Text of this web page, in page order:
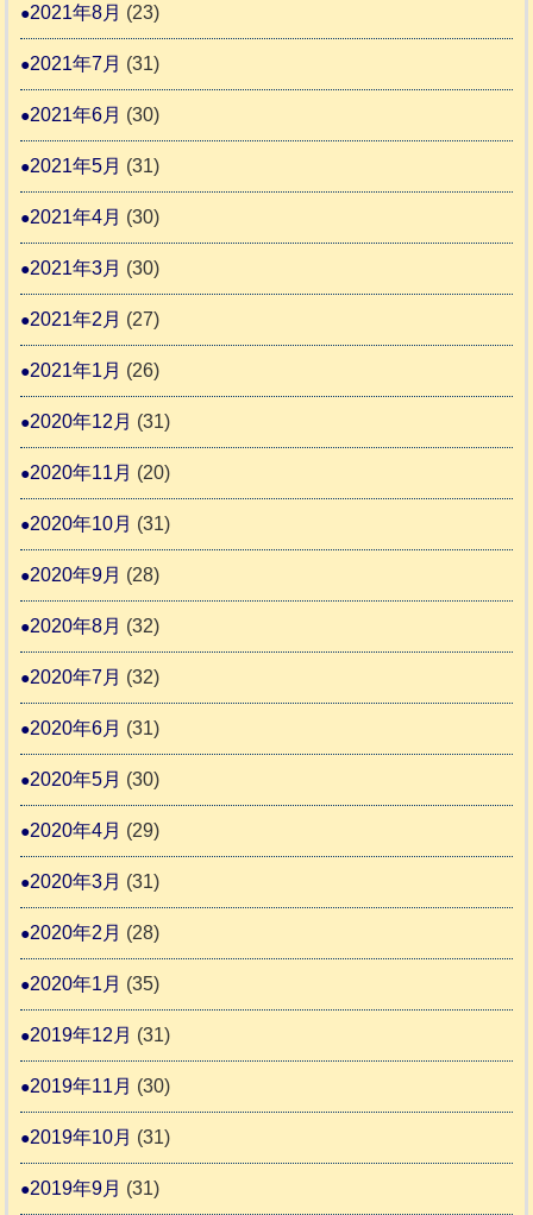
2021年8月 (23)
2021年7月 (31)
2021年6月 (30)
2021年5月 (31)
2021年4月 (30)
2021年3月 (30)
2021年2月 (27)
2021年1月 (26)
2020年12月 (31)
2020年11月 (20)
2020年10月 (31)
2020年9月 (28)
2020年8月 (32)
2020年7月 (32)
2020年6月 (31)
2020年5月 (30)
2020年4月 (29)
2020年3月 (31)
2020年2月 (28)
2020年1月 (35)
2019年12月 (31)
2019年11月 (30)
2019年10月 (31)
2019年9月 (31)